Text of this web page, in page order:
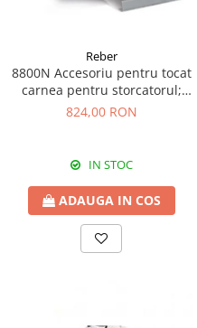
Reber
8800N Accesoriu pentru tocat
carnea pentru storcatorul;
electric Reber 9000N
824,00 RON
IN STOC
ADAUGA IN COS